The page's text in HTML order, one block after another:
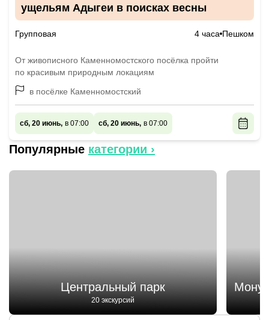
ущельям Адыгеи в поисках весны
Групповая 4 часа Пешком
От живописного Каменномостского посёлка пройти
по красивым природным локациям
в посёлке Каменномостский
сб, 20 июнь, в 07:00 сб, 20 июнь, в 07:00
Популярные категории ›
Центральный парк
20 экскурсий